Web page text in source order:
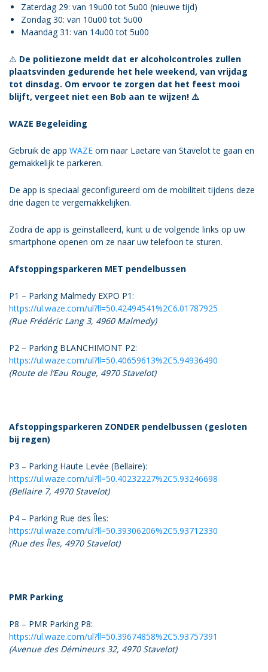
Zaterdag 29: van 19u00 tot 5u00 (nieuwe tijd)
Zondag 30: van 10u00 tot 5u00
Maandag 31: van 14u00 tot 5u00
⚠️ De politiezone meldt dat er alcoholcontroles zullen
plaatsvinden gedurende het hele weekend, van vrijdag
tot dinsdag. Om ervoor te zorgen dat het feest mooi
blijft, vergeet niet een Bob aan te wijzen! ⚠️
WAZE Begeleiding
Gebruik de app WAZE om naar Laetare van Stavelot te gaan en
gemakkelijk te parkeren.
De app is speciaal geconfigureerd om de mobiliteit tijdens deze
drie dagen te vergemakkelijken.
Zodra de app is geïnstalleerd, kunt u de volgende links op uw
smartphone openen om ze naar uw telefoon te sturen.
Afstoppingsparkeren MET pendelbussen
P1 – Parking Malmedy EXPO P1:
https://ul.waze.com/ul?ll=50.42494541%2C6.01787925
(Rue Frédéric Lang 3, 4960 Malmedy)
P2 – Parking BLANCHIMONT P2:
https://ul.waze.com/ul?ll=50.40659613%2C5.94936490
(Route de l’Eau Rouge, 4970 Stavelot)
Afstoppingsparkeren ZONDER pendelbussen (gesloten
bij regen)
P3 – Parking Haute Levée (Bellaire):
https://ul.waze.com/ul?ll=50.40232227%2C5.93246698
(Bellaire 7, 4970 Stavelot)
P4 – Parking Rue des Îles:
https://ul.waze.com/ul?ll=50.39306206%2C5.93712330
(Rue des Îles, 4970 Stavelot)
PMR Parking
P8 – PMR Parking P8:
https://ul.waze.com/ul?ll=50.39674858%2C5.93757391
(Avenue des Démineurs 32, 4970 Stavelot)